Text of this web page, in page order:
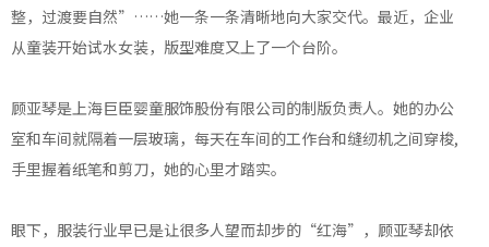
整，过渡要自然”……她一条一条清晰地向大家交代。最近，企业
从童装开始试水女装，版型难度又上了一个台阶。
顾亚琴是上海巨臣婴童服饰股份有限公司的制版负责人。她的办公
室和车间就隔着一层玻璃，每天在车间的工作台和缝纫机之间穿梭,
手里握着纸笔和剪刀，她的心里才踏实。
眼下，服装行业早已是让很多人望而却步的“红海”，顾亚琴却依